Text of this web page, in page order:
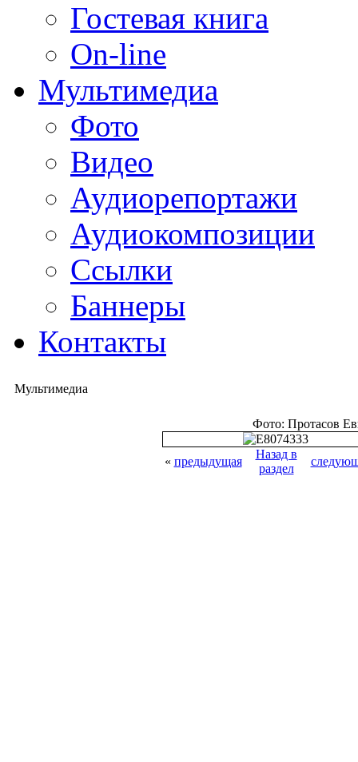
Гостевая книга
On-line
Мультимедиа
Фото
Видео
Аудиорепортажи
Аудиокомпозиции
Ссылки
Баннеры
Контакты
Мультимедиа
Фото: Протасов
« предыдущая
Назад в
раздел